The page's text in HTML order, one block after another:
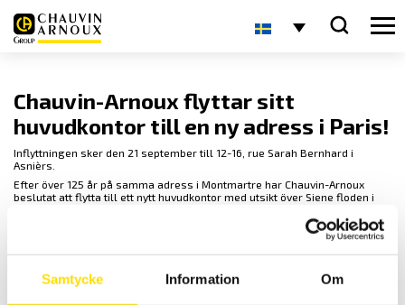
Samtycke Information Om
Chauvin-Arnoux flyttar sitt
huvudkontor till en ny adress i Paris!
Inflyttningen sker den 21 september till 12-16, rue Sarah Bernhard i
Asnièrs.
Efter över 125 år på samma adress i Montmartre har Chauvin-Arnoux
beslutat att flytta till ett nytt huvudkontor med utsikt över Siene floden i
Paris. Med ett modernt tidsenligt huvudkontor kommer vårt anrika företag
att möta framtiden med dessa avdelningar samlade på en våning,
Alla telefonnummer och mailadresser till huvudkontoret kommer att vara